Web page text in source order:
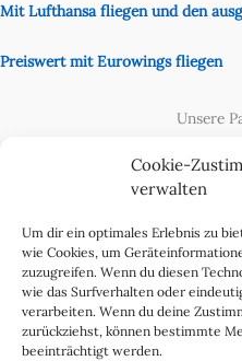
Cookie-
verwalten
Um dir ein optimales Erlebnis zu
wie Cookies, um
zuzugreifen. Wenn du diesen
wie das Surfverhalten oder
verarbeiten. Wenn du deine
zurückziehst, können bestimmte
beeinträchtigt werden.
Mit Lufthansa fliegen und den
Preiswert mit Eurowings fliegen
Unsere